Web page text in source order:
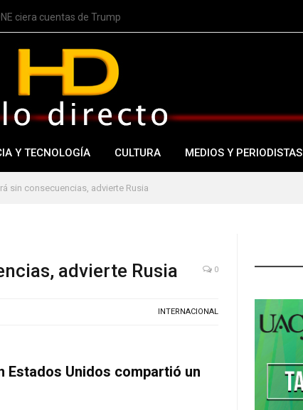
ciera cuentas de Trump
Y TECNOLOGÍA CULTURA MEDIOS Y PERIODISTAS
sin consecuencias, advierte Rusia
advierte Rusia 0
INTERNACIONAL
Estados Unidos compartió un